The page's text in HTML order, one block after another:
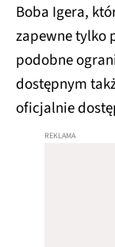
Boba Igera,
zapewne tylko
podobne
dostępnym
oficjalnie